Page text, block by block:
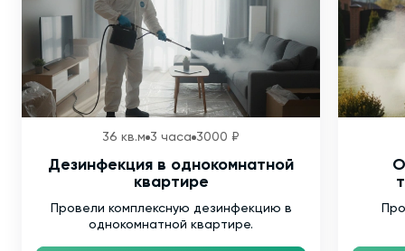
36 кв.м 3 часа 3000 ₽
Дезинфекция в однокомнатной
квартире
Провели комплексную дезинфекцию в
однокомнатной квартире.